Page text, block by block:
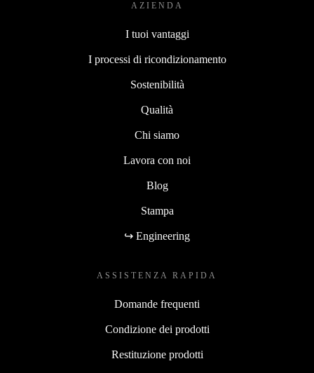
AZIENDA
I tuoi vantaggi
I processi di ricondizionamento
Sostenibilità
Qualità
Chi siamo
Lavora con noi
Blog
Stampa
↪ Engineering
ASSISTENZA RAPIDA
Domande frequenti
Condizione dei prodotti
Restituzione prodotti